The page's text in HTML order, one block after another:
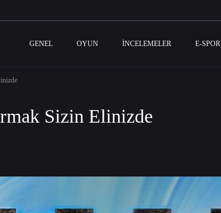
GENEL OYUN İNCELEMELER E-SPOR
Sizin Elinizde